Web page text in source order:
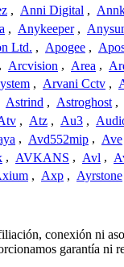
, Anni Digital ,
, Anykeeper ,
Ltd. , Apogee ,
, Arcvision , Area ,
, Arvani Cctv ,
Astrind , Astroghost ,
, Atz , Au3 ,
, Avd552mip , Ave
, AVKANS , Avl ,
, Axp , Ayrstone
conexión ni
garantía ni